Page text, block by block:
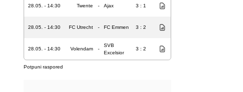
28.05. - 14:30 Twente - Ajax 3 : 1
28.05. - 14:30 FC Utrecht - FC Emmen 3 : 2
28.05. - 14:30 Volendam -
SVB
Excelsior
3 : 2
Potpuni raspored